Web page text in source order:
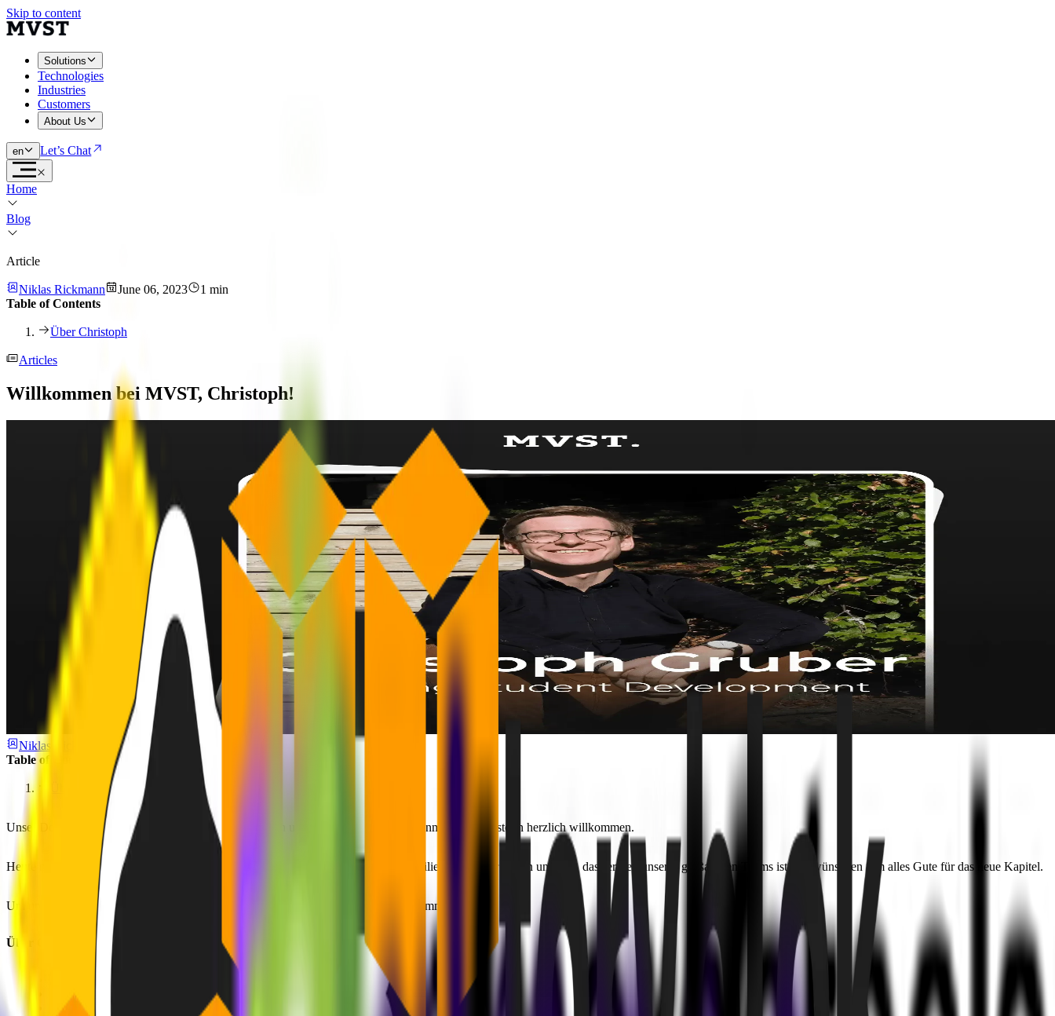
Skip to content
Solutions
Technologies
Industries
Customers
About Us
en Let’s Chat
Home
Blog
Article
Niklas Rickmann June 06, 2023
1 min
Table of Contents
Über Christoph
Articles
Willkommen bei MVST, Christoph!
Niklas Rickmann June 06, 2023
1 min
Table of Contents
Über Christoph
Unser Development-Team wächst weiter! 🚀 Wir heißen unser neues MVST-Familienmitglied Christoph herzlich willkommen.
Heute möchten wir Christopher vorstellen, der seit Mai 2023 zu unserer MVST-Familie gehört! Wir freuen uns sehr, dass er Teil unseres großartigen Teams ist und wünschen ihm alles Gute für das neue Kapitel.
Um unseren neuen Mitarbeiter besser kennenzulernen, haben wir ein paar Facts gesammelt.
Über Christoph
Vollständiger Name:
Heimatland: Deutschland 🇩🇪
Position: Werkstudent im Full Stack Development